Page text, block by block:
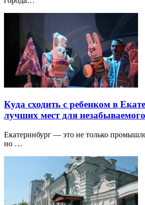
Куда сходить с ребенком в
лучших мест для
Екатеринбург — это не только
но …